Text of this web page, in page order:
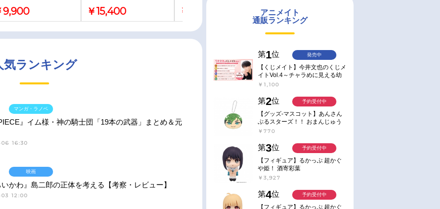
たちの生存のあらすじ/夢
みゅーたいぷ【Blu-ray付
限定盤】
9,900 ￥15,400
edition- + BOX（初回限定盤）
￥8,250 ￥7,040
気ランキング
』イム様・神の騎士団「19本の武器」まとめ＆元
16:30
マンガ・ラノベ
かわ』島二郎の正体を考える【考察・レビュー】
12:00
映画
アニメイト
通販ランキング
第1位
【くじメイト】今井文也のくじメ
イトVol.4～チャラめに見える幼
馴染、実は一途で独占欲が強いん
￥1,100
発売中
第2位
【グッズ-マスコット】あんさん
ぶるスターズ！！ おまんじゅう
にぎにぎマスコット ねくすと2
￥770
予約受付中
第3位
【フィギュア】るかっぷ 超かぐ
や姫！ 酒寄彩葉
￥3,927
予約受付中
第4位
【フィギュア】るかっぷ 超かぐ
予約受付中